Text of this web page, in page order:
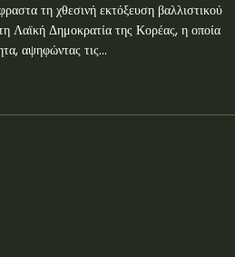
τη χθεσινή εκτόξευση βαλλιστικού
Λαϊκή Δημοκρατία της Κορέας, η οποία
αψηφώντας τις...